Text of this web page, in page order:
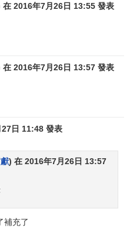
給 撫恤金 的。
行義務的。
訴訟：
為。
在 2016年7月26日 13:55 發表
在 2016年7月26日 13:57 發表
日 11:48 發表
) 在 2016年7月26日 13:57
補充了